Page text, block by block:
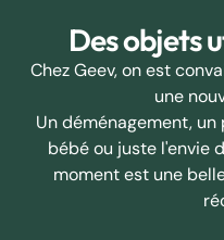
Des objets
Chez Geev, on est
une
Un déménagement,
bébé ou juste l'envie
moment est une